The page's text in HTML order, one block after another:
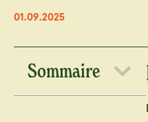
01.09.2025
Sommaire